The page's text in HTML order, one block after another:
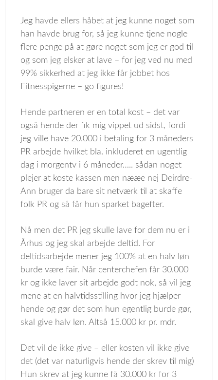
Jeg havde ellers håbet at jeg kunne noget som
han havde brug for, så jeg kunne tjene nogle
flere penge på at gøre noget som jeg er god til
og som jeg elsker at lave – for jeg ved nu med
99% sikkerhed at jeg ikke får jobbet hos
Fitnesspigerne – go figures!
Hende partneren er en total kost – det var
også hende der fik mig vippet ud sidst, fordi
jeg ville have 20.000 i betaling for 3 måneders
PR arbejde hvilket bla. inkluderet en ugentlig
dag i morgentv i 6 måneder….. sådan noget
plejer at koste kassen men nææe nej Deirdre-
Ann bruger da bare sit netværk til at skaffe
folk PR og så får hun sparket bagefter.
Nå men det PR jeg skulle lave for dem nu er i
Århus og jeg skal arbejde deltid. For
deltidsarbejde mener jeg 100% at en halv løn
burde være fair. Når centerchefen får 30.000
kr og ikke laver sit arbejde godt nok, så vil jeg
mene at en halvtidsstilling hvor jeg hjælper
hende og gør det som hun egentlig burde gør,
skal give halv løn. Altså 15.000 kr pr. mdr.
Det vil de ikke give – eller kosten vil ikke give
det (det var naturligvis hende der skrev til mig)
Hun skrev at jeg kunne få 30.000 kr for 3